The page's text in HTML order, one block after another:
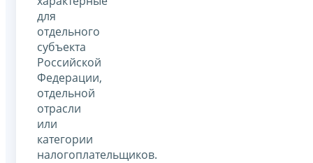
для
отдельного
субъекта
Российской
Федерации,
отдельной
отрасли
или
категории
налогоплательщиков.